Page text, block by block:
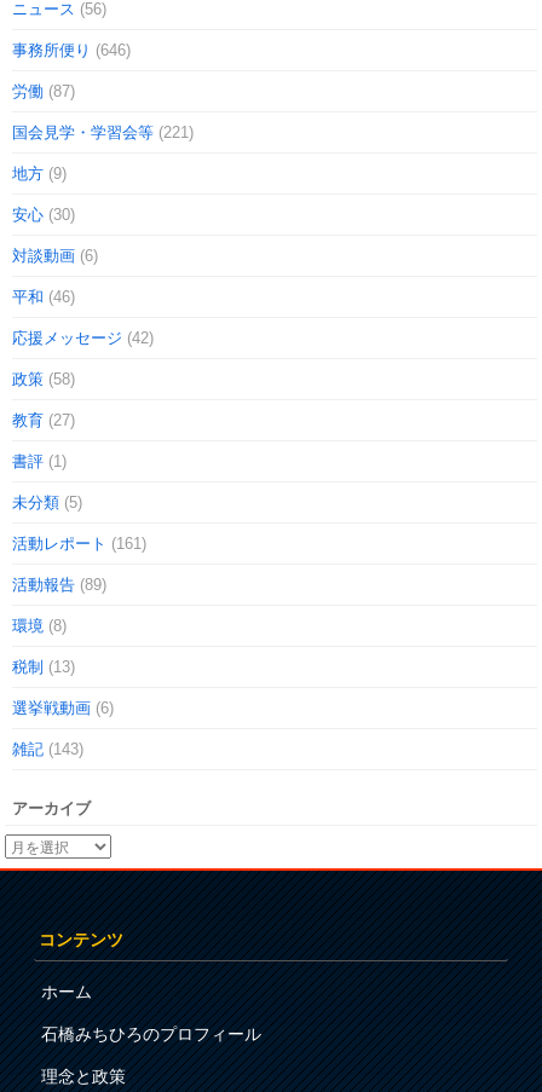
ニュース (56)
事務所便り (646)
労働 (87)
国会見学・学習会等 (221)
地方 (9)
安心 (30)
対談動画 (6)
平和 (46)
応援メッセージ (42)
政策 (58)
教育 (27)
書評 (1)
未分類 (5)
活動レポート (161)
活動報告 (89)
環境 (8)
税制 (13)
選挙戦動画 (6)
雑記 (143)
アーカイブ
コンテンツ
ホーム
石橋みちひろのプロフィール
理念と政策